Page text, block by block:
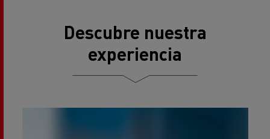
Descubre nuestra
experiencia